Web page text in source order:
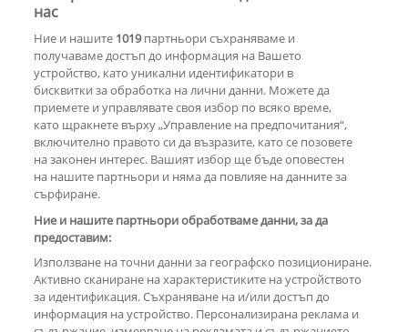
РЕКЛАМА
КОМЕНТАРИ
нас
Ние и нашите 1019партньори съхраняваме и
получаваме достъп до информация на Вашето
устройство, като уникални идентификатори в
бисквитки за обработка на лични данни. Можете да
приемете и управлявате своя избор по всяко време,
като щракнете върху „Управление на предпочитания“,
включително правото си да възразите, като се позовете
на законен интерес. Вашият избор ще бъде оповестен
на нашите партньори и няма да повлияе на данните за
сърфиране.
Ние и нашите партньори обработваме данни, за да
предоставим:
Използване на точни данни за географско позициониране.
Активно сканиране на характеристиките на устройството
за идентификация. Съхраняване на и/или достъп до
информация на устройство. Персонализирана реклама и